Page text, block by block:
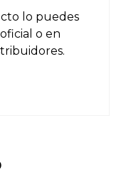
lo puedes
o en